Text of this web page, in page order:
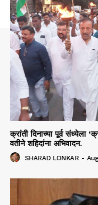
क्रांती दिनाच्या पूर्व संध्येला
वतीने शहिदांना अभिवादन.
SHARAD LONKAR -